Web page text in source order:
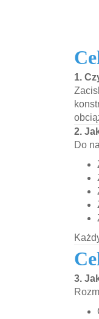
1.
2.
Do
3.